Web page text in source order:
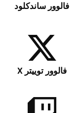
فالوور ساندکلود
فالوور توییتر X